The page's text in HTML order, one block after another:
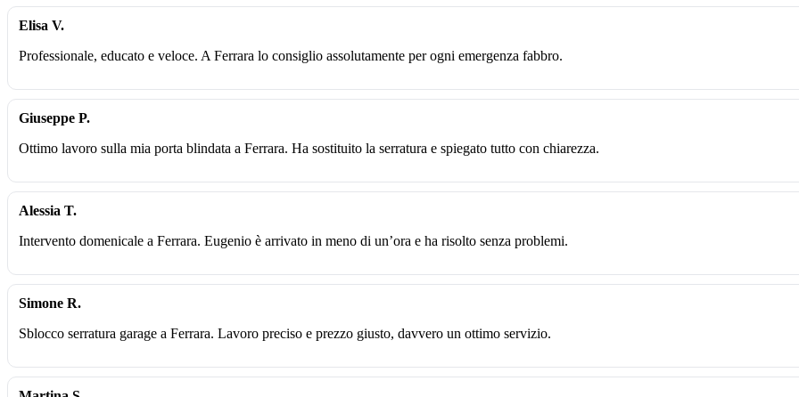
Elisa V.
Professionale, educato e veloce. A Ferrara lo consiglio assolutamente per ogni emergenza fabbro.
Giuseppe P.
Ottimo lavoro sulla mia porta blindata a Ferrara. Ha sostituito la serratura e spiegato tutto con chiarezza.
Alessia T.
Intervento domenicale a Ferrara. Eugenio è arrivato in meno di un’ora e ha risolto senza problemi.
Simone R.
Sblocco serratura garage a Ferrara. Lavoro preciso e prezzo giusto, davvero un ottimo servizio.